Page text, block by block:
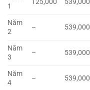
1
125,000 539,000
Năm
2
– 539,000
Năm
3
– 539,000
Năm
4
– 539,000